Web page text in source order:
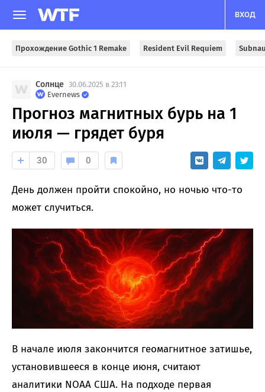
ВХОД
Прохождение Gothic 1 Remake Resident Evil Requiem
Солнце 30.06.2025 в 23:11
Evernews
Прогноз магнитных бурь на 1
июля — грядет буря
30 0
День должен пройти спокойно, но ночью что-то
может случиться.
В начале июля закончится геомагнитное затишье,
установившееся в конце июня, считают
аналитики NOAA США. На подходе первая